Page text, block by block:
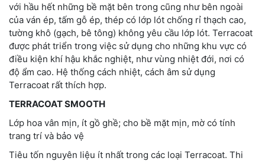
với hầu hết những bề mặt bên trong cũng như bên ngoài
của ván ép, tấm gỗ ép, thép có lớp lót chống rỉ thạch cao,
tường khô (gạch, bê tông) không yêu cầu lớp lót. Terracoat
được phát triển trong việc sử dụng cho những khu vực có
điều kiện khí hậu khắc nghiệt, như vùng nhiệt đới, nơi có
độ ẩm cao. Hệ thống cách nhiệt, cách âm sử dụng
Terracoat rất thích hợp.
TERRACOAT SMOOTH
Lớp hoa vân mịn, ít gồ ghề; cho bề mặt mịn, mờ có tính
trang trí và bảo vệ
Tiêu tốn nguyên liệu ít nhất trong các loại Terracoat. Thi